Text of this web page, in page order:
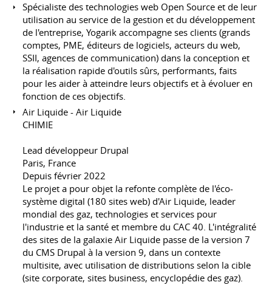
Spécialiste des technologies web Open Source et de leur
utilisation au service de la gestion et du développement
de l'entreprise, Yogarik accompagne ses clients (grands
comptes, PME, éditeurs de logiciels, acteurs du web,
SSII, agences de communication) dans la conception et
la réalisation rapide d'outils sûrs, performants, faits
pour les aider à atteindre leurs objectifs et à évoluer en
fonction de ces objectifs.
Air Liquide - Air Liquide
CHIMIE
Lead développeur Drupal
Paris, France
Depuis février 2022
Le projet a pour objet la refonte complète de l'éco-
système digital (180 sites web) d'Air Liquide, leader
mondial des gaz, technologies et services pour
l'industrie et la santé et membre du CAC 40. L'intégralité
des sites de la galaxie Air Liquide passe de la version 7
du CMS Drupal à la version 9, dans un contexte
multisite, avec utilisation de distributions selon la cible
(site corporate, sites business, encyclopédie des gaz).